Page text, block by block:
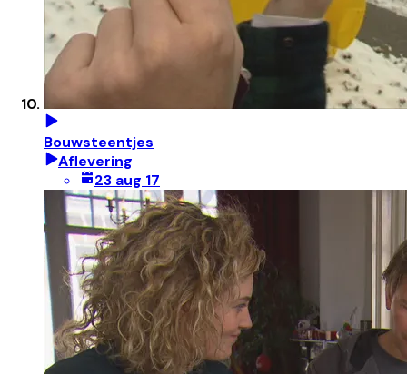
Bouwsteentjes
Aflevering
23 aug 17